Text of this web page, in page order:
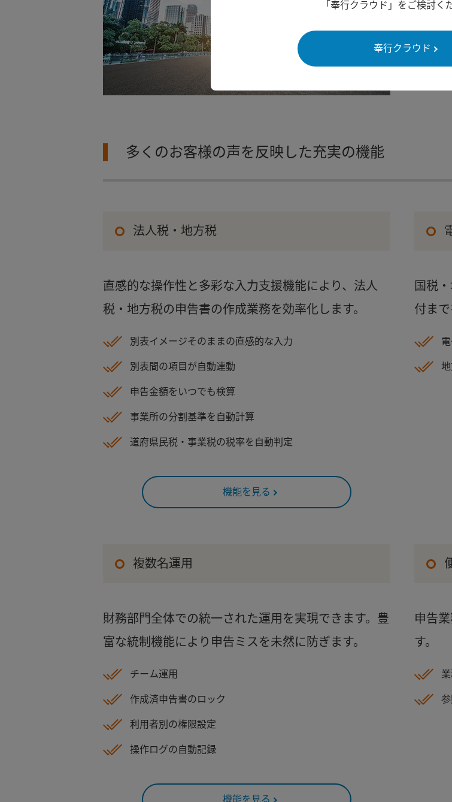
変化に
たって
多くのお客様の声を反映した充実の機能
法人税・地方税
直感的な操作性と多彩な入力支援機能により、法人
税・地方税の申告書の作成業務を効率化します。
別表イメージそのままの直感的な入力
別表間の項目が自動連動
申告金額をいつでも検算
事業所の分割基準を自動計算
道府県民税・事業税の税率を自動判定
機能を見る
国税
付まで
複数名運用
財務部門全体での統一された運用を実現できます。豊
富な統制機能により申告ミスを未然に防ぎます。
チーム運用
作成済申告書のロック
利用者別の権限設定
操作ログの自動記録
機能を見る
申告
す。
「奉行クラウド」をご検討く
奉行クラウド